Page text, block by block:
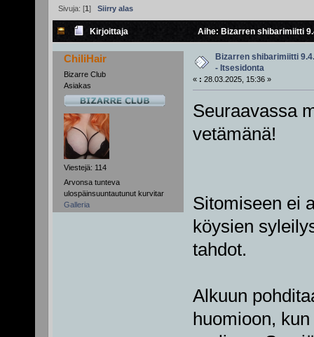
Sivuja: [1] Siirry alas
Kirjoittaja Aihe: Bizarren shibarimiitti
ChiliHair
Bizarre Club
Asiakas
Viestejä: 114
Arvonsa tunteva
ulospäinsuuntautunut kurvitar
Galleria
Bizarren shibarimiitti
- Itsesidonta
« : 28.03.2025, 15:36 »
Seuraavassa
vetämänä!
Sitomiseen ei
köysien
tahdot.
Alkuun
huomioon,